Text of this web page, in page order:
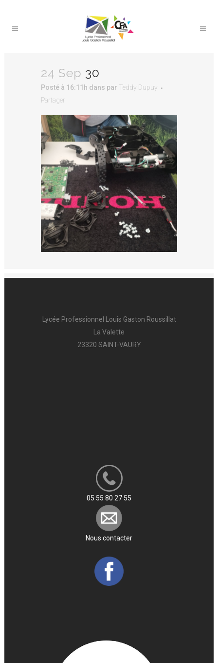
24 Sep 30
Posté à 16:11h dans par Teddy Dupuy
Partager
Lycée Professionnel Louis Gaston Roussillat
La Valette
23320 SAINT-VAURY
05 55 80 27 55
Nous contacter